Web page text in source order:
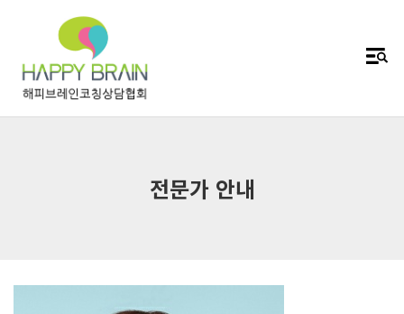
전문가 안내